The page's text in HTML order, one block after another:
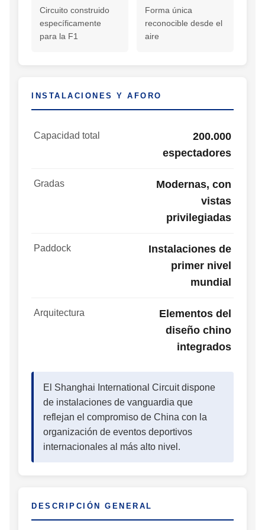
Circuito construido
específicamente
para la F1
Forma única
reconocible desde el
aire
INSTALACIONES Y AFORO
Capacidad total
200.000
espectadores
Gradas
Modernas, con
vistas
privilegiadas
Paddock
Instalaciones de
primer nivel
mundial
Arquitectura
Elementos del
diseño chino
integrados
El Shanghai International Circuit dispone
de instalaciones de vanguardia que
reflejan el compromiso de China con la
organización de eventos deportivos
internacionales al más alto nivel.
DESCRIPCIÓN GENERAL